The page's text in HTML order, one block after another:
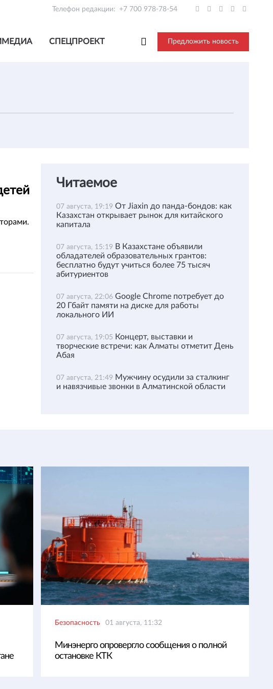
Телефон редакции: +7 700 978-78-54
СПЕЦПРОЕКТ Предложить новость
Читаемое
07 августа, 19:19 От Jiaxin до панда-бондов: как
Казахстан открывает рынок для китайского
капитала
07 августа, 15:19 В Казахстане объявили
обладателей образовательных грантов:
бесплатно будут учиться более 75 тысяч
абитуриентов
07 августа, 22:06 Google Chrome потребует до
20 Гбайт памяти на диске для работы
локального ИИ
07 августа, 19:05 Концерт, выставки и
творческие встречи: как Алматы отметит День
Абая
07 августа, 21:49 Мужчину осудили за сталкинг
и навязчивые звонки в Алматинской области
Безопасность 01 августа, 11:32
Минэнерго опровергло сообщения о полной
остановке КТК